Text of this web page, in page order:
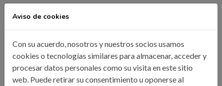
beneficiarias han sido Cáritas y el Banco de Alimentos. Por su
parte, Lugo ha logrado más de cien kilos de arroz para el
Banco de Alimentos de esta ciudad.
Aviso de cookies
Con su acuerdo, nosotros y nuestros socios usamos
cookies o tecnologías similares para almacenar, acceder y
procesar datos personales como su visita en este sitio
web. Puede retirar su consentimiento u oponerse al